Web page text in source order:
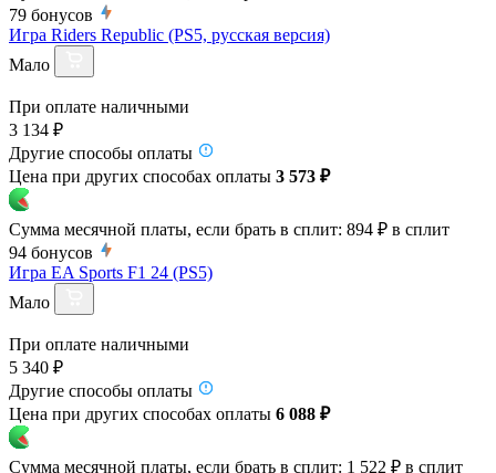
79 бонусов
Игра Riders Republic (PS5, русская версия)
Мало
При оплате наличными
3 134 ₽
Другие способы оплаты
Цена при других способах оплаты 3 573 ₽
Сумма месячной платы, если брать в сплит: 894 ₽ в сплит
94 бонусов
Игра EA Sports F1 24 (PS5)
Мало
При оплате наличными
5 340 ₽
Другие способы оплаты
Цена при других способах оплаты 6 088 ₽
Сумма месячной платы, если брать в сплит: 1 522 ₽ в сплит